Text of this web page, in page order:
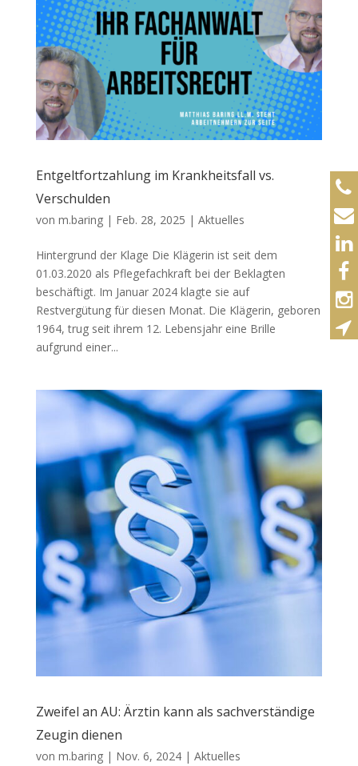
Entgeltfortzahlung im Krankheitsfall vs.
Verschulden
von m.baring| Feb. 28, 2025 | Aktuelles
Hintergrund der Klage Die Klägerin ist seit dem
01.03.2020 als Pflegefachkraft bei der Beklagten
beschäftigt. Im Januar 2024 klagte sie auf
Restvergütung für diesen Monat. Die Klägerin, geboren
1964, trug seit ihrem 12. Lebensjahr eine Brille
aufgrund einer...
Zweifel an AU: Ärztin kann als sachverständige
Zeugin dienen
von m.baring| Nov. 6, 2024| Aktuelles